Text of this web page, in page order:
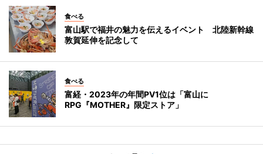
食べる
富山駅で福井の魅力を伝えるイベント 北陸新幹線
敦賀延伸を記念して
食べる
富経・2023年の年間PV1位は「富山に
RPG『MOTHER』限定ストア」